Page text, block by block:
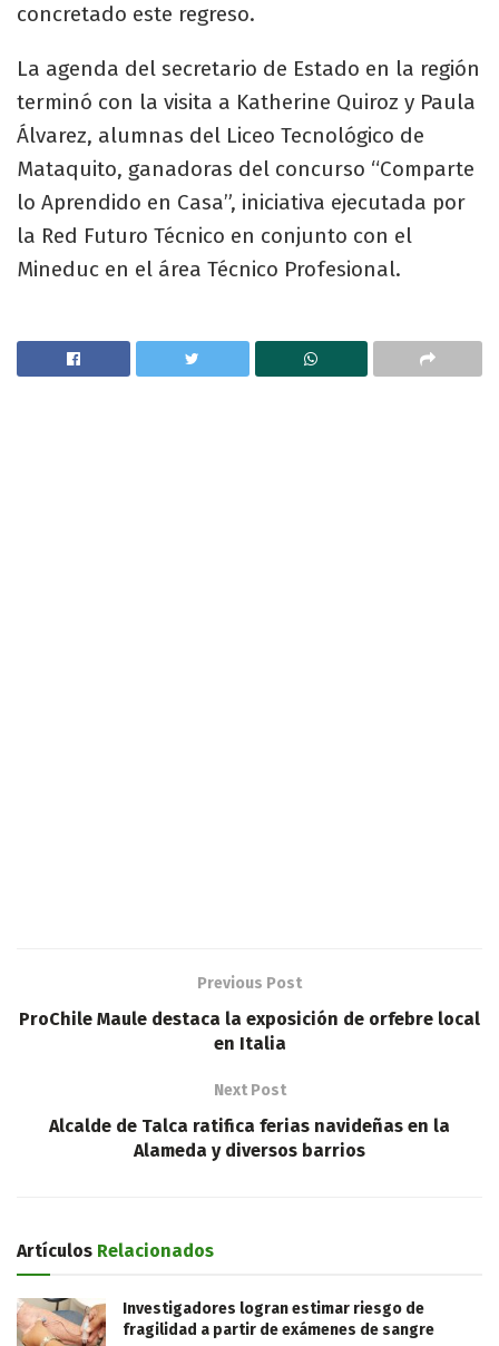
concretado este regreso.
La agenda del secretario de Estado en la región
terminó con la visita a Katherine Quiroz y Paula
Álvarez, alumnas del Liceo Tecnológico de
Mataquito, ganadoras del concurso “Comparte
lo Aprendido en Casa”, iniciativa ejecutada por
la Red Futuro Técnico en conjunto con el
Mineduc en el área Técnico Profesional.
Previous Post
ProChile Maule destaca la exposición de orfebre local
en Italia
Next Post
Alcalde de Talca ratifica ferias navideñas en la
Alameda y diversos barrios
Artículos Relacionados
Investigadores logran estimar riesgo de
fragilidad a partir de exámenes de sangre